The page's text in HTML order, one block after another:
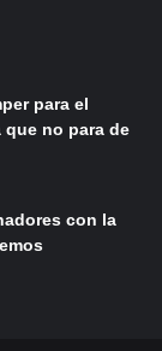
para el
no para de
con la